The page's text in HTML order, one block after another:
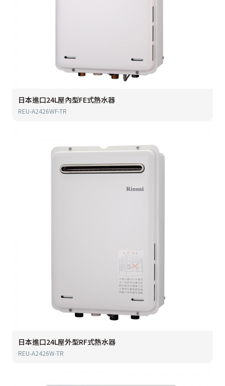
日本進口24L屋內型FE式熱水器
REU-A2426WF-TR
日本進口24L屋外型RF式熱水器
REU-A2426W-TR